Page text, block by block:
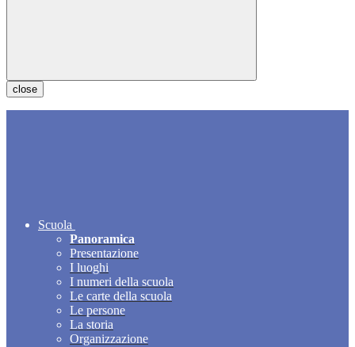
close
Scuola
Panoramica
Presentazione
I luoghi
I numeri della scuola
Le carte della scuola
Le persone
La storia
Organizzazione